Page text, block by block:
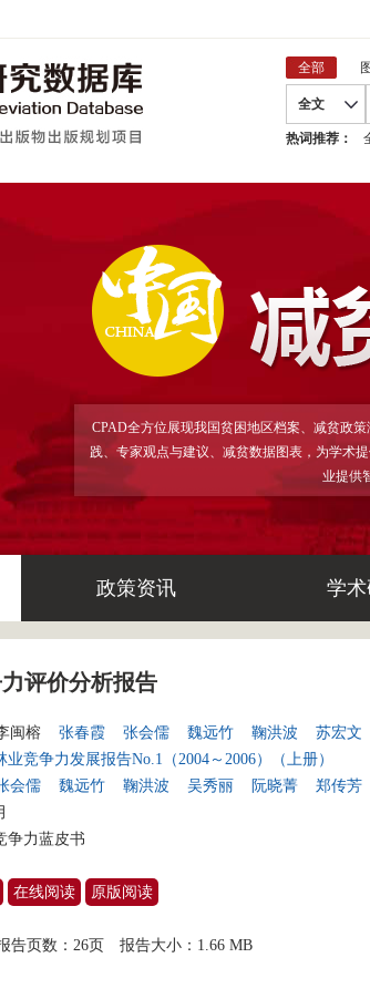
全部
全文
热词推荐：
CPAD全方位展现我国贫困地区档案、减贫政
践、专家观点与建议、减贫数据图表，为学术
业提供
政策资讯 学
评价分析报告
闽榕 张春霞 张会儒 魏远竹 鞠洪波 苏宏文
业竞争力发展报告No.1（2004～2006）（上册）
会儒 魏远竹 鞠洪波 吴秀丽 阮晓菁 郑传芳
争力蓝皮书
在线阅读 原版阅读
告页数：26页 报告大小： 1.66 MB